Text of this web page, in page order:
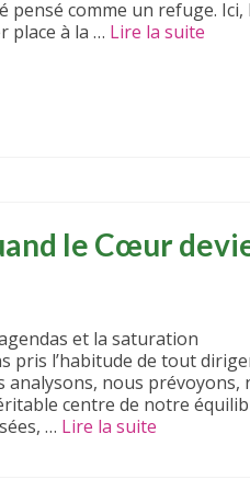
pensé comme un refuge. Ici,
place à la … Lire la suite­­
le Cœur
et la saturation
pris l’habitude de tout
nous prévoyons,
centre de notre
… Lire la suite­­